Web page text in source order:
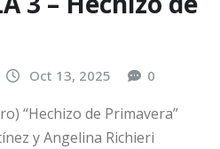
Oct 13, 2025 0
“Hechizo de Primavera”
y Angelina Richieri